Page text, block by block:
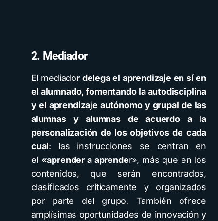
2. Mediador
El mediador delega el aprendizaje en sí en
el alumnado, fomentando la autodisciplina
y el aprendizaje autónomo y grupal de las
alumnas y alumnas de acuerdo a la
personalización de los objetivos de cada
cual: las instrucciones se centran en
el «aprender a aprender», más que en los
contenidos, que serán encontrados,
clasificados críticamente y organizados
por parte del grupo. También ofrece
amplísimas oportunidades de innovación y